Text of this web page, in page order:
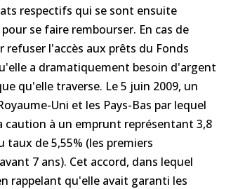
respectifs qui se sont ensuite
se faire rembourser. En cas de
refuser l'accès aux prêts du Fonds
a dramatiquement besoin d'argent
qu'elle traverse. Le 5 juin 2009, un
Uni et les Pays-Bas par lequel
caution à un emprunt représentant 3,8
taux de 5,55% (les premiers
7 ans). Cet accord, dans lequel
rappelant qu'elle avait garanti les